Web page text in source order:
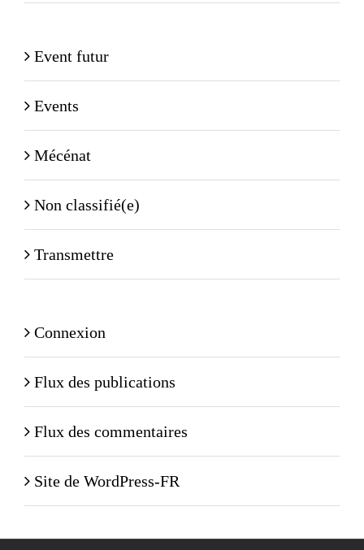
Event futur
Events
Mécénat
Non classifié(e)
Transmettre
Connexion
Flux des publications
Flux des commentaires
Site de WordPress-FR